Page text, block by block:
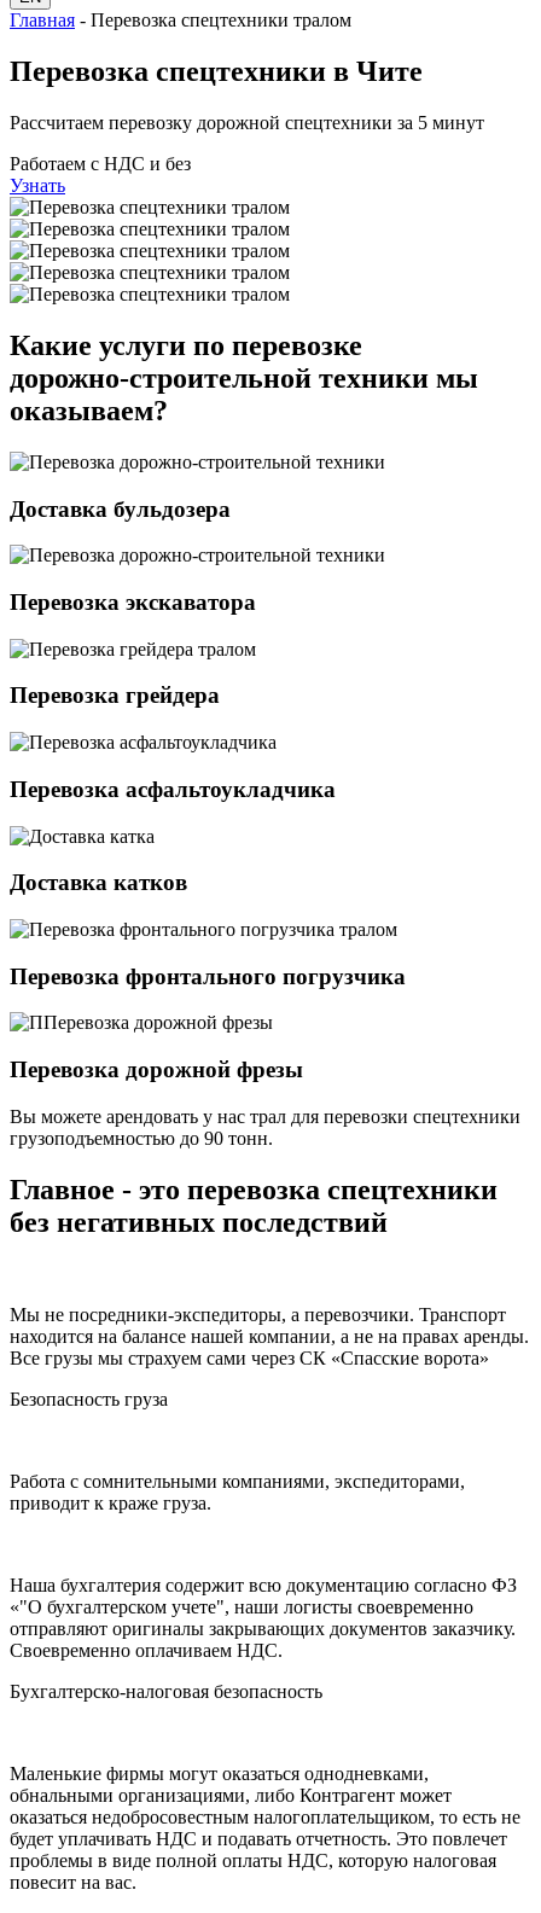
Главная - Перевозка спецтехники тралом
Перевозка спецтехники в Чите
Рассчитаем перевозку дорожной спецтехники за 5 минут
Работаем с НДС и без
Узнать
Какие услуги по перевозке
дорожно-строительной техники мы
оказываем?
Доставка бульдозера
Перевозка экскаватора
Перевозка грейдера
Перевозка асфальтоукладчика
Доставка катков
Перевозка фронтального погрузчика
Перевозка дорожной фрезы
Вы можете арендовать у нас трал для перевозки спецтехники
грузоподъемностью до 90 тонн.
Главное - это перевозка спецтехники
без негативных последствий
Мы не посредники-экспедиторы, а перевозчики. Транспорт
находится на балансе нашей компании, а не на правах аренды.
Все грузы мы страхуем сами через СК «Спасские ворота»
Безопасность груза
Работа с сомнительными компаниями, экспедиторами,
приводит к краже груза.
Наша бухгалтерия содержит всю документацию согласно ФЗ
«"О бухгалтерском учете", наши логисты своевременно
отправляют оригиналы закрывающих документов заказчику.
Своевременно оплачиваем НДС.
Бухгалтерско-налоговая безопасность
Маленькие фирмы могут оказаться однодневками,
обнальными организациями, либо Контрагент может
оказаться недобросовестным налогоплательщиком, то есть не
будет уплачивать НДС и подавать отчетность. Это повлечет
проблемы в виде полной оплаты НДС, которую налоговая
повесит на вас.